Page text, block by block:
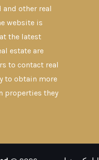
other real
website is
the latest
estate are
to contact real
to obtain more
properties they